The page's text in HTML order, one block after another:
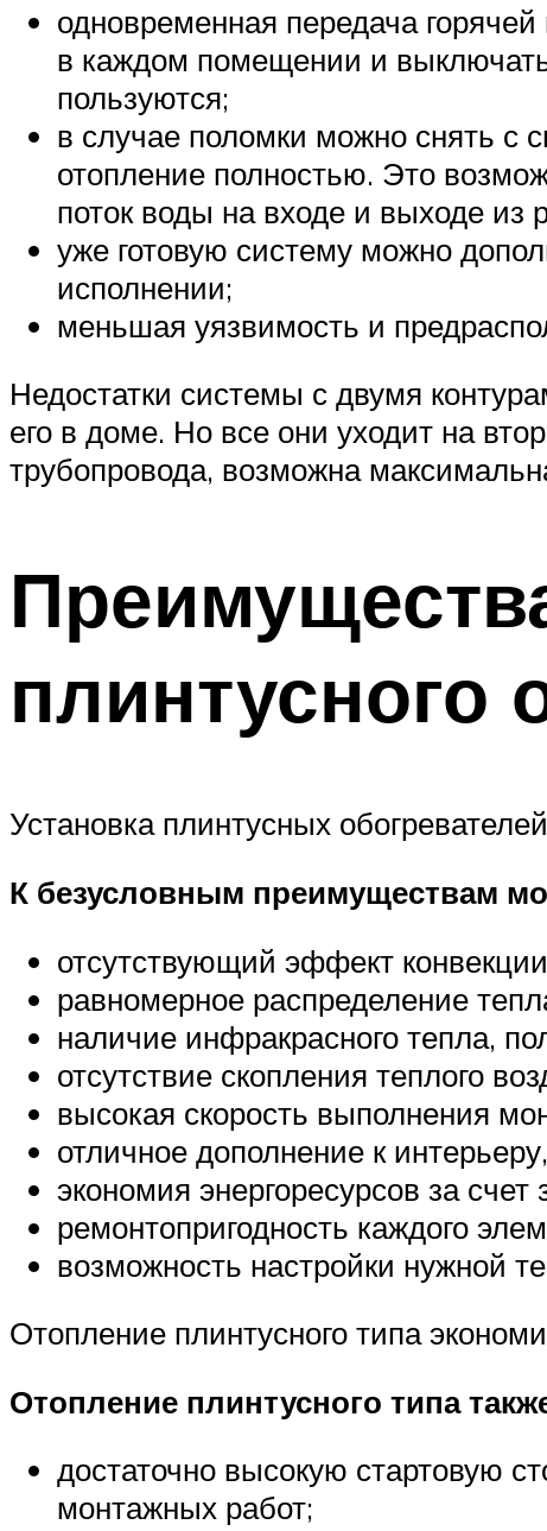
одновременная передача
в каждом помещении и
пользуются;
в случае поломки можно снять с
отопление полностью. Это
поток воды на входе и выходе из
уже готовую систему можно
исполнении;
меньшая уязвимость и
Недостатки системы с двумя
его в доме. Но все они уходит на
трубопровода, возможна
плинтусного
Установка плинтусных
К безусловным преимуществам
отсутствующий эффект
равномерное распределение
наличие инфракрасного тепла,
отсутствие скопления теплого
высокая скорость выполнения
отличное дополнение к
экономия энергоресурсов за
ремонтопригодность каждого
возможность настройки нужной
Отопление плинтусного типа
Отопление плинтусного типа
достаточно высокую стартовую
монтажных работ;